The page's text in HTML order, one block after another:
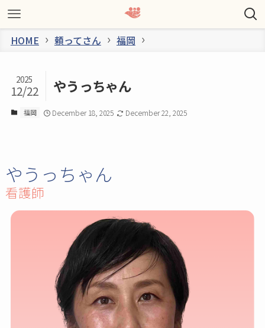
HOME 頼ってさん 福岡
やうっちゃん
2025
12/22
福岡 December 18, 2025 December 22, 2025
やうっちゃん
看護師